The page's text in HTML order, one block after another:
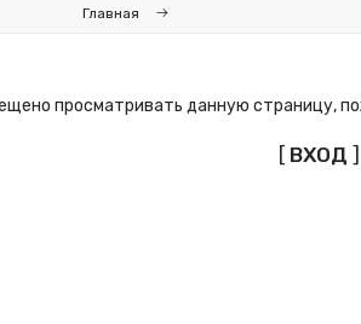
Главная
просматривать данную страницу,
[ ВХОД ]